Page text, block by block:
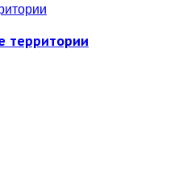
территории